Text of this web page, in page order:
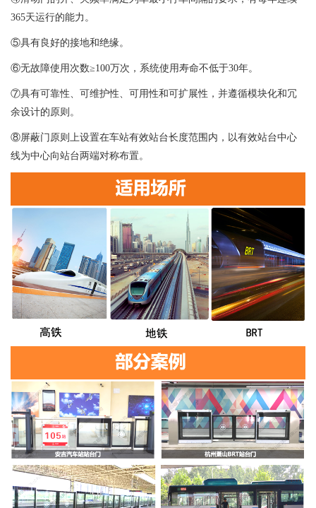
365天运行的能力。
⑤具有良好的接地和绝缘。
⑥无故障使用次数≥100万次，系统使用寿命不低于30年。
⑦具有可靠性、可维护性、可用性和可扩展性，并遵循模块化和冗
余设计的原则。
⑧屏蔽门原则上设置在车站有效站台长度范围内，以有效站台中心
线为中心向站台两端对称布置。